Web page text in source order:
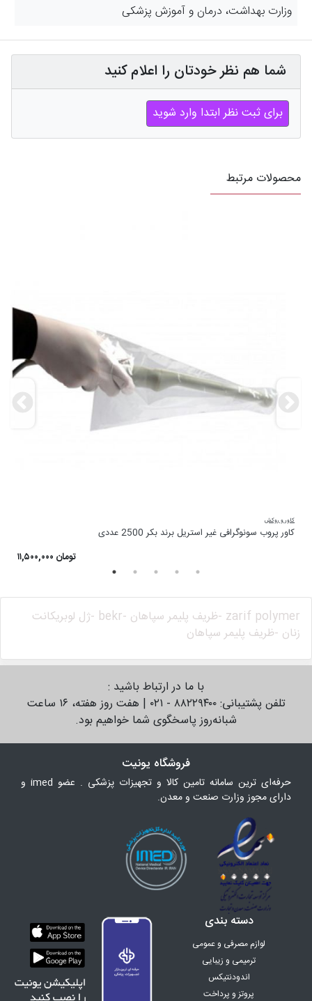
وزارت بهداشت، درمان و آموزش پزشکی
شما هم نظر خودتان را اعلام کنید
برای ثبت نظر ابتدا وارد شوید
محصولات مرتبط
کاور و روکش
کاور پروب سونوگرافی غیر استریل برند بکر 2500 عددی
۱۱,۵۰۰,۰۰۰ تومان
zarif polymer - ظریف پلیمر سپاهان -bekr - ژل لوبریکانت
زنان -ظریف پلیمر سپاهان
با ما در ارتباط باشید :
تلفن پشتیبانی: ۸۸۲۲۹۴۰۰ - ۰۲۱ | هفت روز هفته، ۱۶ ساعت
شبانه‌روز پاسخگوی شما خواهیم بود.
فروشگاه یونیت
حرفه‌ای ترین سامانه تامین کالا و تجهیزات پزشکی . عضو imed و
دارای مجوز وزارت صنعت و معدن.
دسته بندی
لوازم مصرفی و عمومی
ترمیمی و زیبایی
اندودنتیکس
پروتز و پرداخت